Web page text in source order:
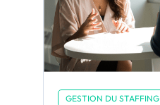
GESTION DU STAFFING